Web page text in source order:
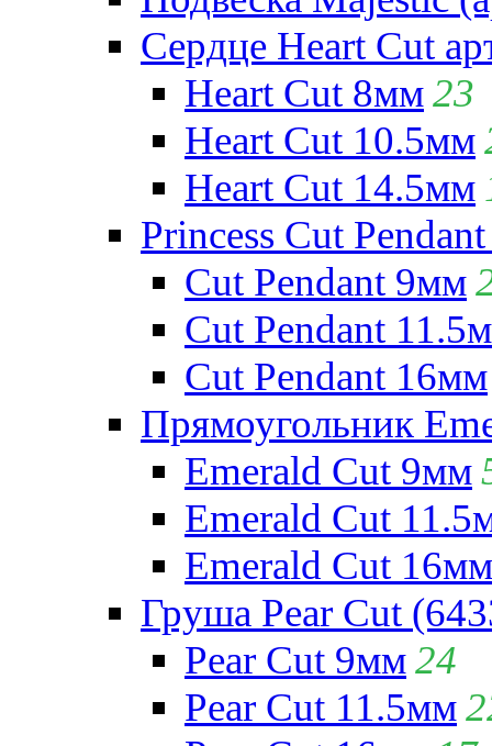
Сердце Heart Cut
Heart Cut 8мм23
Heart Cut 10.5мм
Heart Cut 14.5мм
Princess Cut
Cut Pendant 9мм
Cut Pendant
Cut Pendant 16мм
Прямоугольник
Emerald Cut 9мм
Emerald Cut
Emerald Cut 16мм
Груша Pear Cut
Pear Cut 9мм24
Pear Cut 11.5мм